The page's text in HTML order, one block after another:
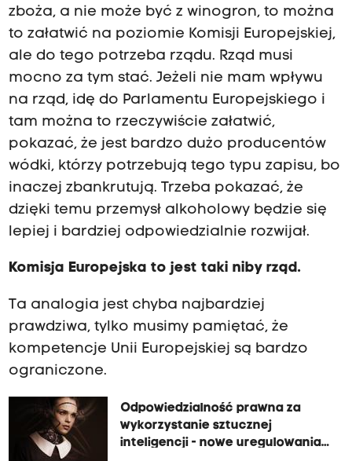
zboża, a nie może być z winogron, to można
to załatwić na poziomie Komisji Europejskiej,
ale do tego potrzeba rządu. Rząd musi
mocno za tym stać. Jeżeli nie mam wpływu
na rząd, idę do Parlamentu Europejskiego i
tam można to rzeczywiście załatwić,
pokazać, że jest bardzo dużo producentów
wódki, którzy potrzebują tego typu zapisu, bo
inaczej zbankrutują. Trzeba pokazać, że
dzięki temu przemysł alkoholowy będzie się
lepiej i bardziej odpowiedzialnie rozwijał.
Komisja Europejska to jest taki niby rząd.
Ta analogia jest chyba najbardziej
prawdziwa, tylko musimy pamiętać, że
kompetencje Unii Europejskiej są bardzo
ograniczone.
Odpowiedzialność prawna za
wykorzystanie sztucznej
inteligencji - nowe uregulowania